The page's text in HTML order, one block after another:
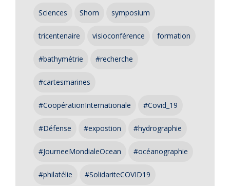
Sciences Shom symposium
tricentenaire visioconférence formation
#bathymétrie #recherche
#cartesmarines
#CoopérationInternationale #Covid_19
#Défense #expostion #hydrographie
#JourneeMondialeOcean #océanographie
#philatélie #SolidariteCOVID19